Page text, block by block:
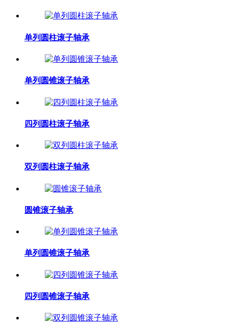
单列圆柱滚子轴承
单列圆锥滚子轴承
四列圆柱滚子轴承
双列圆柱滚子轴承
圆锥滚子轴承
单列圆锥滚子轴承
四列圆锥滚子轴承